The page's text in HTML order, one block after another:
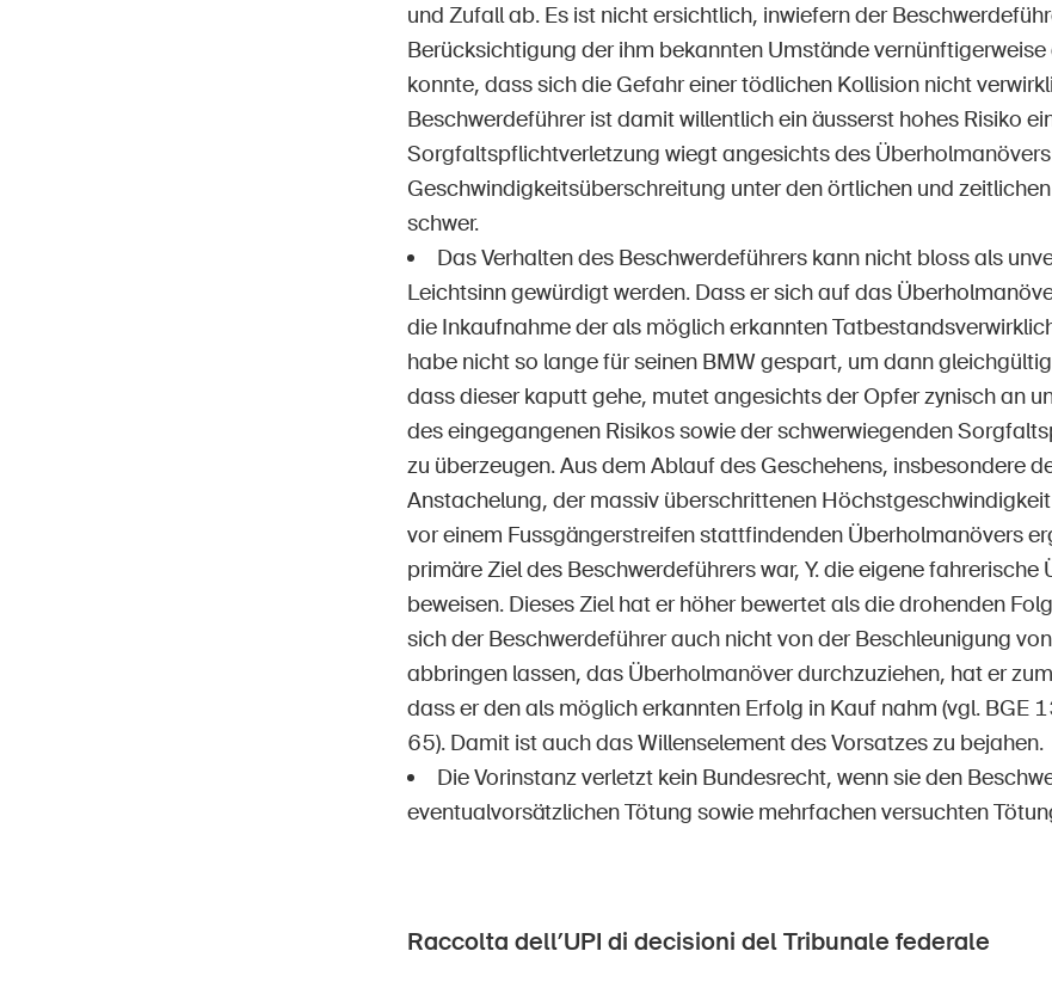
und Zufall ab. Es ist nicht ersichtlich, inwiefern der
Berücksichtigung der ihm bekannten Umstände
konnte, dass sich die Gefahr einer tödlichen Kollision nicht
Beschwerdeführer ist damit willentlich ein äusserst hohes Risiko
Sorgfaltspflichtverletzung wiegt angesichts des
Geschwindigkeitsüberschreitung unter den örtlichen und
schwer.
Das Verhalten des Beschwerdeführers kann nicht bloss als
Leichtsinn gewürdigt werden. Dass er sich auf das
die Inkaufnahme der als möglich erkannten
habe nicht so lange für seinen BMW gespart, um dann
dass dieser kaputt gehe, mutet angesichts der Opfer zynisch an
des eingegangenen Risikos sowie der schwerwiegenden
zu überzeugen. Aus dem Ablauf des Geschehens, insbesondere
Anstachelung, der massiv überschrittenen
vor einem Fussgängerstreifen stattfindenden Überholmanövers
primäre Ziel des Beschwerdeführers war, Y. die eigene fahrerische
beweisen. Dieses Ziel hat er höher bewertet als die drohenden
sich der Beschwerdeführer auch nicht von der Beschleunigung
abbringen lassen, das Überholmanöver durchzuziehen, hat er
dass er den als möglich erkannten Erfolg in Kauf nahm (vgl. BGE
65). Damit ist auch das Willenselement des Vorsatzes zu bejahen.
Die Vorinstanz verletzt kein Bundesrecht, wenn sie den
eventualvorsätzlichen Tötung sowie mehrfachen versuchten
Raccolta dell’UPI di decisioni del Tribunale federale